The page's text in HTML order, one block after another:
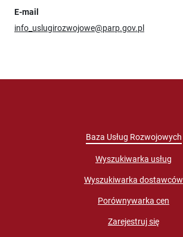
E-mail
info_uslugirozwojowe@parp.gov.pl
Baza Usług Rozwojowych
Wyszukiwarka usług
Wyszukiwarka dostawców
Porównywarka cen
Zarejestruj się